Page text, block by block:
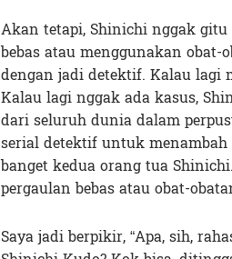
Akan tetapi, Shinichi nggak
bebas atau menggunakan
dengan jadi detektif. Kalau lagi
Kalau lagi nggak ada kasus,
dari seluruh dunia dalam
serial detektif untuk
banget kedua orang tua
pergaulan bebas atau obat-
Saya jadi berpikir, “Apa, sih,